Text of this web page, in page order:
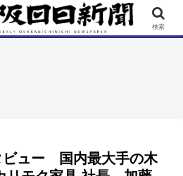
連載 街ネタ イベント
ビュー 国内最大手の木
検索